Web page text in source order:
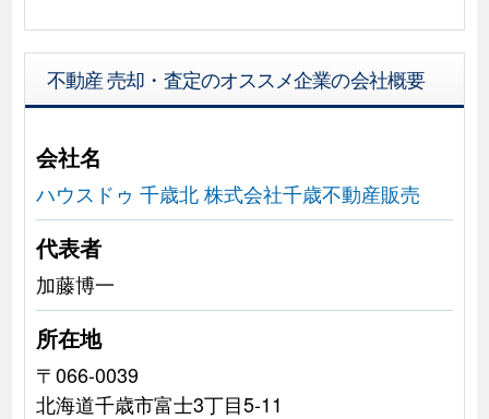
不動産 売却・査定のオススメ企業の会社概要
会社名
ハウスドゥ 千歳北 株式会社千歳不動産販売
代表者
加藤博一
所在地
〒066-0039
北海道千歳市富士3丁目5-11